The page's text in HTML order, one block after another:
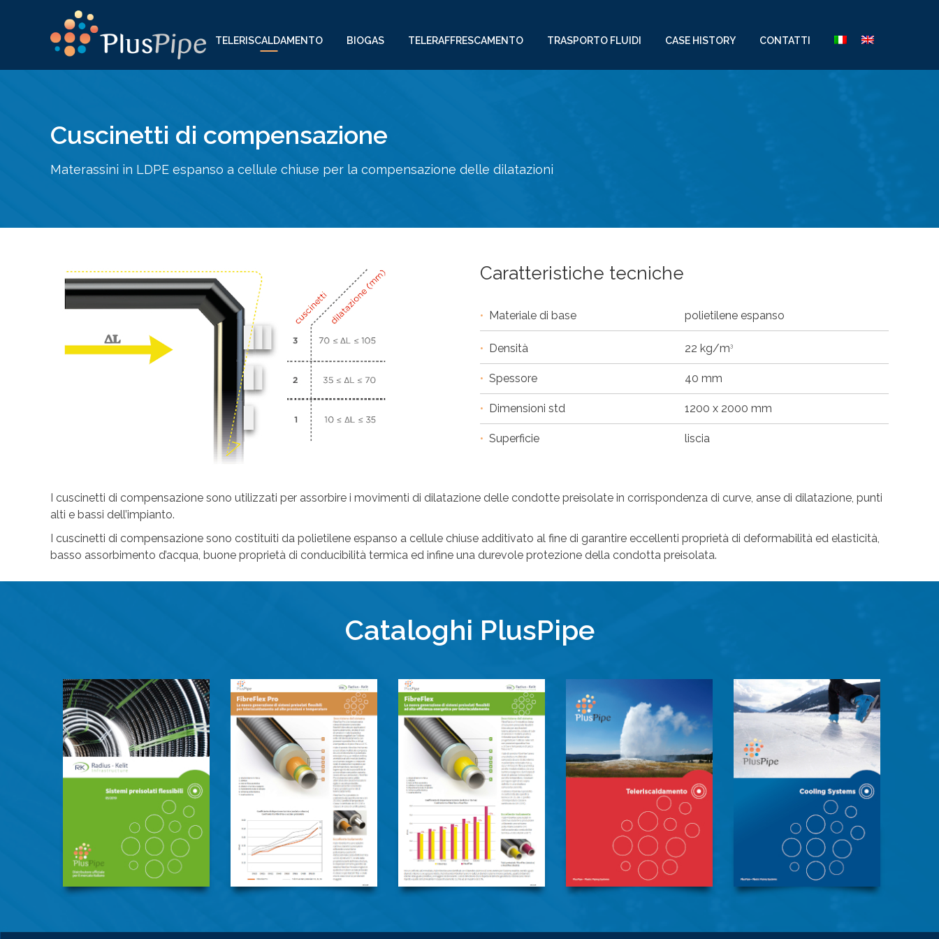
TELERISCALDAMENTO BIOGAS TELERAFFRESCAMENTO TRASPORTO FLUIDI CASE HISTORY CONTATTI
Cuscinetti di compensazione
Materassini in LDPE espanso a cellule chiuse per la compensazione delle dilatazioni
Caratteristiche tecniche
• Materiale di base polietilene espanso
• Densità 22 kg/m3
• Spessore 40 mm
• Dimensioni std 1200 x 2000 mm
• Superficie liscia
I cuscinetti di compensazione sono utilizzati per assorbire i movimenti di dilatazione delle condotte preisolate in corrispondenza di curve, anse di dilatazione, punti
alti e bassi dell’impianto.
I cuscinetti di compensazione sono costituiti da polietilene espanso a cellule chiuse additivato al fine di garantire eccellenti proprietà di deformabilità ed elasticità,
basso assorbimento d’acqua, buone proprietà di conducibilità termica ed infine una durevole protezione della condotta preisolata.
Cataloghi PlusPipe